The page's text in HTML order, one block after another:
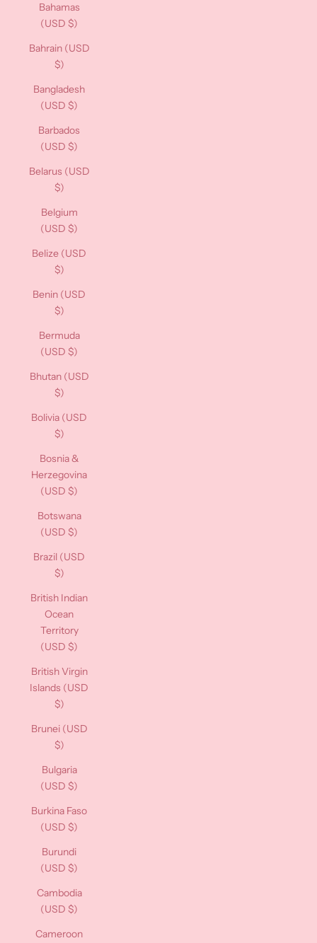
Bahamas
(USD $)
Bahrain (USD
$)
Bangladesh
(USD $)
Barbados
(USD $)
Belarus (USD
$)
Belgium
(USD $)
Belize (USD
$)
Benin (USD
$)
Bermuda
(USD $)
Bhutan (USD
$)
Bolivia (USD
$)
Bosnia &
Herzegovina
(USD $)
Botswana
(USD $)
Brazil (USD
$)
British Indian
Ocean
Territory
(USD $)
British Virgin
Islands (USD
$)
Brunei (USD
$)
Bulgaria
(USD $)
Burkina Faso
(USD $)
Burundi
(USD $)
Cambodia
(USD $)
Cameroon